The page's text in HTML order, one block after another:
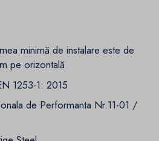
minimă de instalare este de
pe orizontală
1253-1: 2015
de Performanta Nr.11-01 /